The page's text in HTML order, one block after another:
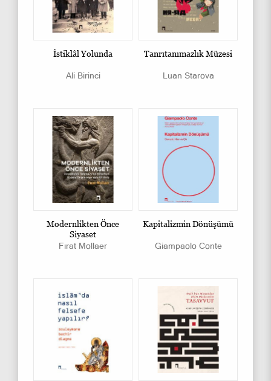
İstiklâl Yolunda
Ali Birinci
Tanrıtanımazlık Müzesi
Luan Starova
Modernlikten Önce
Siyaset
Fırat Mollaer
Kapitalizmin Dönüşümü
Giampaolo Conte